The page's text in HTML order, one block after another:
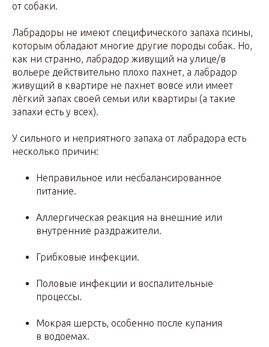
от собаки.
Лабрадоры не имеют специфического запаха псины,
которым обладают многие другие породы собак. Но,
как ни странно, лабрадор живущий на улице/в
вольере действительно плохо пахнет, а лабрадор
живущий в квартире не пахнет вовсе или имеет
лёгкий запах своей семьи или квартиры (а такие
запахи есть у всех).
У сильного и неприятного запаха от лабрадора есть
несколько причин:
Неправильное или несбалансированное
питание.
Аллергическая реакция на внешние или
внутренние раздражители.
Грибковые инфекции.
Половые инфекции и воспалительные
процессы.
Мокрая шерсть, особенно после купания
в водоемах.